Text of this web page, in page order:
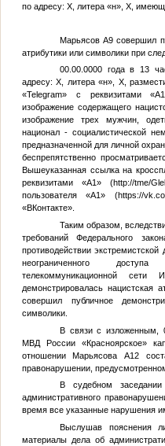
по адресу: Х, литера «н», Х,
МарьясовА9 совершил
атрибутики или символики при
00.00.0000 годав 13
адресу:Х , литера «н», Х,
«Telegram» с реквизитами «А1
изображение содержащего
изображение трех мужчин,
национал - социалистической
предназначенной для личной
беспрепятственно
Вышеуказанная ссылка на
реквизитами «А1 » (http://tme/
пользователя «А1» (https://
«ВКонтакте».
Таким образом,
требований Федерального
противодействии
неограниченного доступа
телекоммуникационной сети
демонстрировалась
совершил публичное
символики.
В связи с изложенным,
МВД России «Красноярское»
отношении Марьясова А12
правонарушении,
В судебном
административного
время все указанные нарушения
Выслушав пояснения
материалы дела об